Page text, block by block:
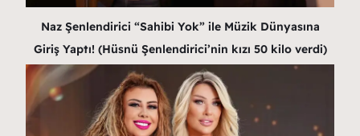
Naz Şenlendirici “Sahibi Yok” ile Müzik Dünyasına
Giriş Yaptı! (Hüsnü Şenlendirici’nin kızı 50 kilo verdi)